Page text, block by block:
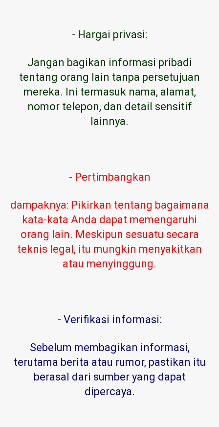
- Hargai privasi:
Jangan bagikan informasi pribadi
tentang orang lain tanpa persetujuan
mereka. Ini termasuk nama, alamat,
nomor telepon, dan detail sensitif
lainnya.
- Pertimbangkan
dampaknya: Pikirkan tentang bagaimana
kata-kata Anda dapat memengaruhi
orang lain. Meskipun sesuatu secara
teknis legal, itu mungkin menyakitkan
atau menyinggung.
- Verifikasi informasi:
Sebelum membagikan informasi,
terutama berita atau rumor, pastikan itu
berasal dari sumber yang dapat
dipercaya.